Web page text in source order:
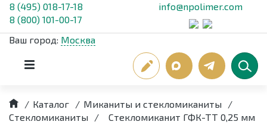
8 (495) 018-17-18
8 (800) 101-00-17
info@npolimer.com
Ваш город: Москва
/ Каталог / Миканиты и стекломиканиты
/
Стекломиканиты
/ Стекломиканит ГФК-ТТ 0,25 мм